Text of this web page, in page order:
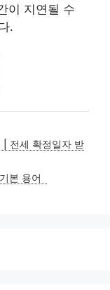
이 지연될 수
.
| 전세 확정일자 받
본 용어